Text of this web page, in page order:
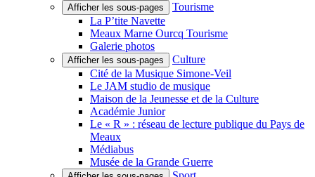
Afficher les sous-pages
Tourisme
La P’tite Navette
Meaux Marne Ourcq Tourisme
Galerie photos
Afficher les sous-pages
Culture
Cité de la Musique Simone-Veil
Le JAM studio de musique
Maison de la Jeunesse et de la Culture
Académie Junior
Le « R » : réseau de lecture publique du Pays de
Meaux
Médiabus
Musée de la Grande Guerre